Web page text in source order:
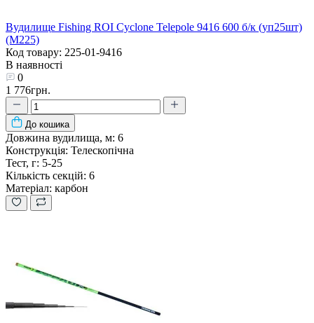
Вудилище Fishing ROI Cyclone Telepole 9416 600 б/к (уп25шт)
(M225)
Код товару: 225-01-9416
В наявності
0
1 776грн.
До кошика
Довжина вудилища, м: 6
Конструкція: Телескопічна
Тест, г: 5-25
Кількість секцій: 6
Матеріал: карбон